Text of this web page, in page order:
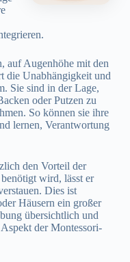
auf Augenhöhe mit den
die Unabhängigkeit und
Sie sind in der Lage,
oder Putzen zu
So können sie ihre
lernen, Verantwortung
den Vorteil der
wird, lässt er
Dies ist
Häusern ein großer
übersichtlich und
der Montessori-